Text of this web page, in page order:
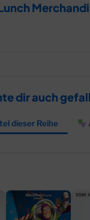
dir auch
dieser Reihe